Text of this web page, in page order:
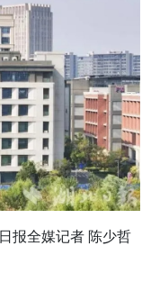
报全媒记者 陈少哲